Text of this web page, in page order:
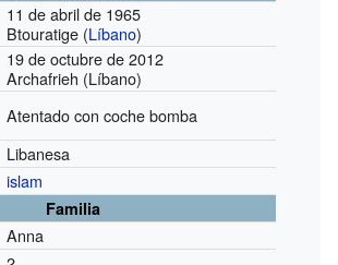
11 de abril de 1965
Btouratige (Líbano)
19 de octubre de 2012
Archafrieh (Líbano)
Atentado con coche bomba
Libanesa
islam
Familia
Anna